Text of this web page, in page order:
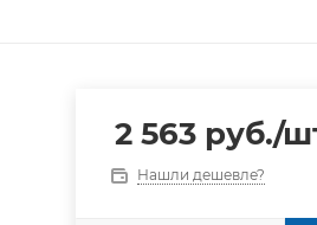
2 563руб./
Нашли дешевле?